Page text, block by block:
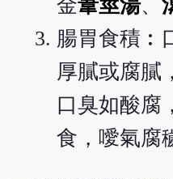
金葦莖湯、
腸胃食積︰
厚膩或腐膩
口臭如酸腐
食，噯氣腐